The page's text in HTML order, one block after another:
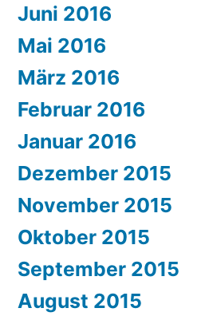
Juni 2016
Mai 2016
März 2016
Februar 2016
Januar 2016
Dezember 2015
November 2015
Oktober 2015
September 2015
August 2015